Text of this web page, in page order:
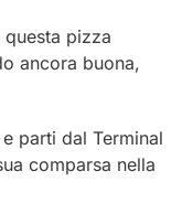
pizza
ancora buona,
parti dal Terminal
comparsa nella